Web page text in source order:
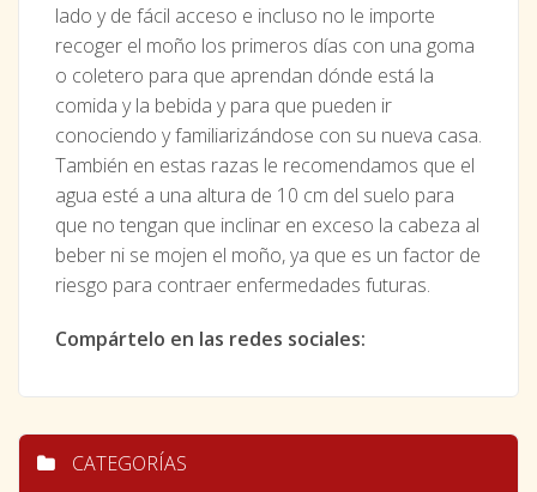
lado y de fácil acceso e incluso no le importe
recoger el moño los primeros días con una goma
o coletero para que aprendan dónde está la
comida y la bebida y para que pueden ir
conociendo y familiarizándose con su nueva casa.
También en estas razas le recomendamos que el
agua esté a una altura de 10 cm del suelo para
que no tengan que inclinar en exceso la cabeza al
beber ni se mojen el moño, ya que es un factor de
riesgo para contraer enfermedades futuras.
Compártelo en las redes sociales:
CATEGORÍAS